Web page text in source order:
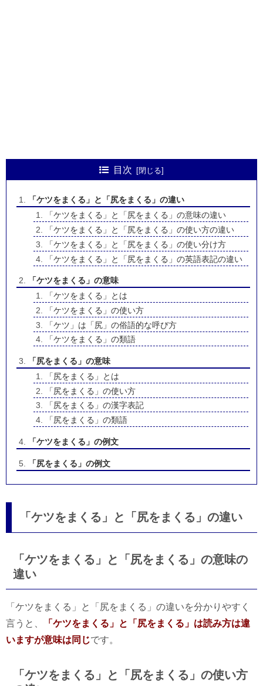
目次
「ケツをまくる」と「尻をまくる」の違い
「ケツをまくる」と「尻をまくる」の意味の違い
「ケツをまくる」と「尻をまくる」の使い方の違い
「ケツをまくる」と「尻をまくる」の使い分け方
「ケツをまくる」と「尻をまくる」の英語表記の違い
「ケツをまくる」の意味
「ケツをまくる」とは
「ケツをまくる」の使い方
「ケツ」は「尻」の俗語的な呼び方
「ケツをまくる」の類語
「尻をまくる」の意味
「尻をまくる」とは
「尻をまくる」の使い方
「尻をまくる」の漢字表記
「尻をまくる」の類語
「ケツをまくる」の例文
「尻をまくる」の例文
「ケツをまくる」と「尻をまくる」の違い
「ケツをまくる」と「尻をまくる」の意味の
違い
「ケツをまくる」と「尻をまくる」の違いを分かりやすく
言うと、
「ケツをまくる」と「尻をまくる」は読み方は違
いますが意味は同じです。
「ケツをまくる」と「尻をまくる」の使い方